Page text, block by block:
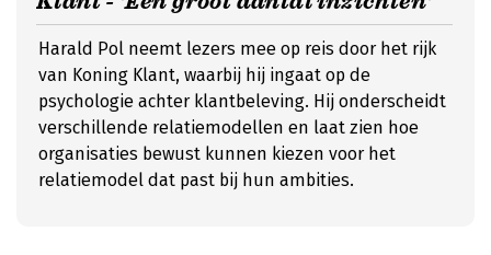
Harald Pol neemt lezers mee op reis door het rijk
van Koning Klant, waarbij hij ingaat op de
psychologie achter klantbeleving. Hij onderscheidt
verschillende relatiemodellen en laat zien hoe
organisaties bewust kunnen kiezen voor het
relatiemodel dat past bij hun ambities.